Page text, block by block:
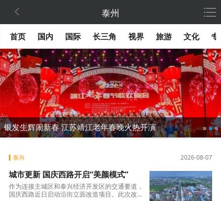
 泰州
首页 国内 国际 长三角 视界 旅游 文化 专
银发生辉闹新春 江苏靖江老年春晚火热开演
2026-08-07
泰兴
城市更新 国庆西路开启“美颜模式”
作为连接主城区和泰兴经济开发区的交通要道，
国庆西路近日启动沿街立面改造项目。此次改造